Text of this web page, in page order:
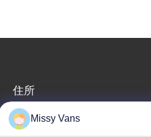
住所
会社の住所
8028号 金チェン工業センター 南リ
Missy Vans